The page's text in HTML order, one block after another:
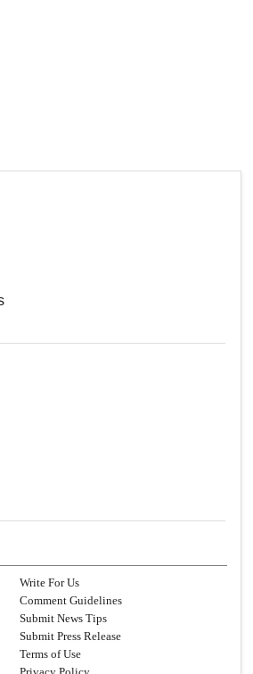
Write For Us
Comment Guidelines
Submit News Tips
Submit Press Release
Terms of Use